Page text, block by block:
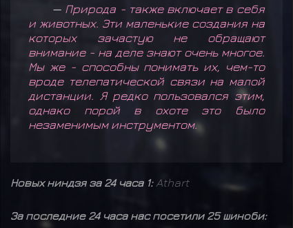
— Природа - также включает в себя
и животных. Эти маленькие создания на
которых зачастую не обращают
внимание - на деле знают очень многое.
Мы же - способны понимать их, чем-то
вроде телепатической связи на малой
дистанции. Я редко пользовался этим,
однако порой в охоте это было
незаменимым инструментом.
Новых ниндзя за 24 часа 1: Athart
За последние 24 часа нас посетили 25 шиноби: